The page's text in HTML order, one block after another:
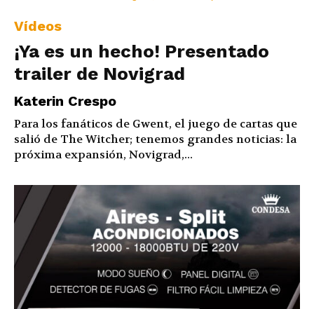
Vídeos
¡Ya es un hecho! Presentado
trailer de Novigrad
Katerin Crespo
Para los fanáticos de Gwent, el juego de cartas que
salió de The Witcher; tenemos grandes noticias: la
próxima expansión, Novigrad,...